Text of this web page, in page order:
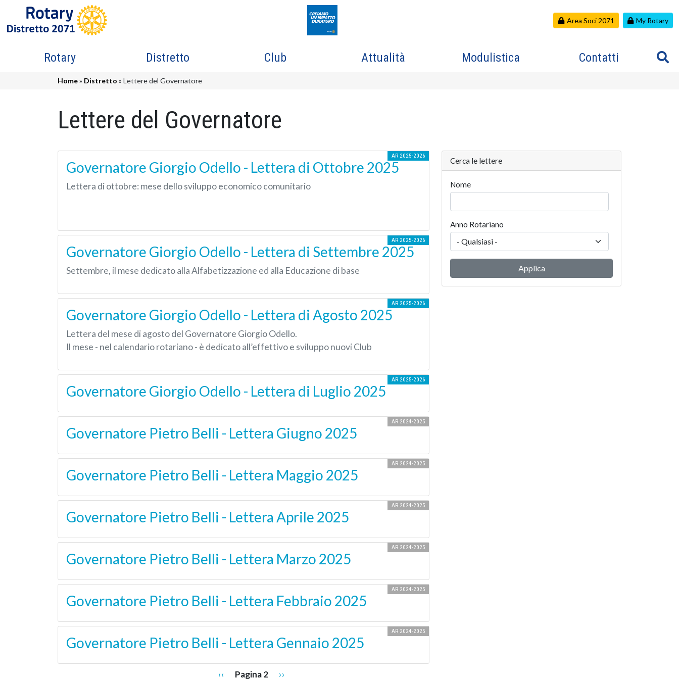
Salta al contenuto principale
Area Soci 2071 My Rotary
Navigazione principale
Rotary Distretto Club Attualità Modulistica Contatti
Briciole di pane
Home Distretto Lettere del Governatore
Lettere del Governatore
AR 2025-2026
Governatore Giorgio Odello - Lettera di Ottobre 2025
Lettera di ottobre: mese dello sviluppo economico comunitario
AR 2025-2026
Governatore Giorgio Odello - Lettera di Settembre 2025
Settembre, il mese dedicato alla Alfabetizzazione ed alla Educazione di base
AR 2025-2026
Governatore Giorgio Odello - Lettera di Agosto 2025
Lettera del mese di agosto del Governatore Giorgio Odello.
Il mese - nel calendario rotariano - è dedicatoall’effettivo e sviluppo nuovi Club
AR 2025-2026
Governatore Giorgio Odello - Lettera di Luglio 2025
AR 2024-2025
Governatore Pietro Belli - Lettera Giugno 2025
AR 2024-2025
Governatore Pietro Belli - Lettera Maggio 2025
AR 2024-2025
Governatore Pietro Belli - Lettera Aprile 2025
AR 2024-2025
Governatore Pietro Belli - Lettera Marzo 2025
AR 2024-2025
Governatore Pietro Belli - Lettera Febbraio 2025
AR 2024-2025
Governatore Pietro Belli - Lettera Gennaio 2025
Pagina precedente
‹‹ Pagina 2 Pagina successiva
››
Cerca le lettere
Nome
Anno Rotariano